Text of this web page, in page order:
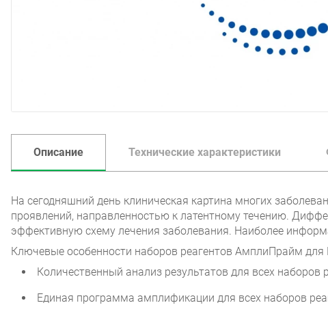
Описание Технические характеристики
На сегодняшний день клиническая картина многих
проявлений, направленностью к латентному течению.
эффективную схему лечения заболевания. Наиболее
Ключевые особенности наборов реагентов АмплиПрайм
Количественный анализ результатов для всех наборов
Единая программа амплификации для всех наборов